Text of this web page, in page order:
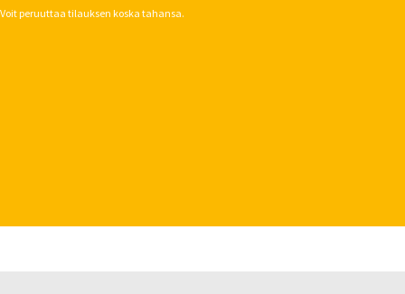
Voit peruuttaa tilauksen koska tahansa.